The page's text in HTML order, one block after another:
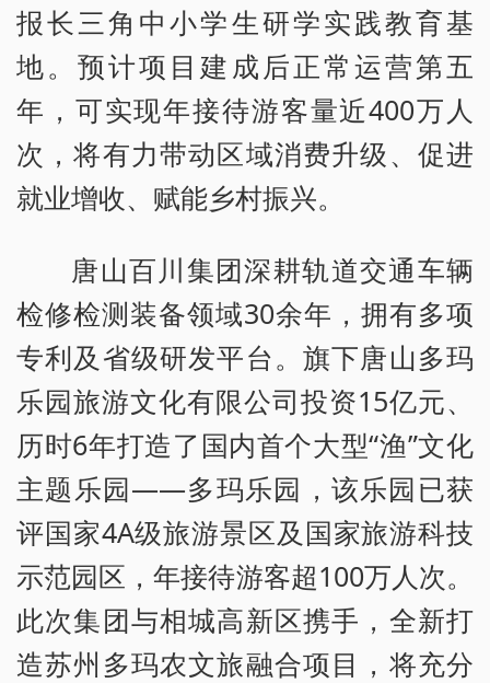
报长三角中小学生研学实践教育基
地。预计项目建成后正常运营第五
年，可实现年接待游客量近400万人
次，将有力带动区域消费升级、促进
就业增收、赋能乡村振兴。
唐山百川集团深耕轨道交通车辆
检修检测装备领域30余年，拥有多项
专利及省级研发平台。旗下唐山多玛
乐园旅游文化有限公司投资15亿元、
历时6年打造了国内首个大型“渔”文化
主题乐园——多玛乐园，该乐园已获
评国家4A级旅游景区及国家旅游科技
示范园区，年接待游客超100万人次。
此次集团与相城高新区携手，全新打
造苏州多玛农文旅融合项目，将充分